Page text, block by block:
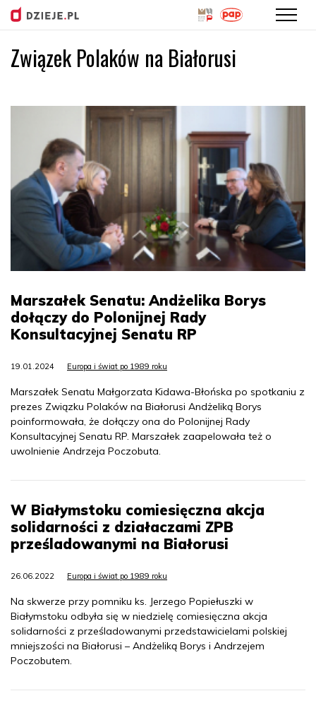
Przejdź
do
Związek Polaków na Białorusi
Marszałek Senatu: Andżelika Borys
dołączy do Polonijnej Rady
Konsultacyjnej Senatu RP
19.01.2024 Europa i świat po 1989 roku
Marszałek Senatu Małgorzata Kidawa-Błońska po spotkaniu z
prezes Związku Polaków na Białorusi Andżeliką Borys
poinformowała, że dołączy ona do Polonijnej Rady
Konsultacyjnej Senatu RP. Marszałek zaapelowała też o
uwolnienie Andrzeja Poczobuta.
W Białymstoku comiesięczna akcja
solidarności z działaczami ZPB
prześladowanymi na Białorusi
26.06.2022 Europa i świat po 1989 roku
Na skwerze przy pomniku ks. Jerzego Popiełuszki w
Białymstoku odbyła się w niedzielę comiesięczna akcja
solidarności z prześladowanymi przedstawicielami polskiej
mniejszości na Białorusi – Andżeliką Borys i Andrzejem
Poczobutem.